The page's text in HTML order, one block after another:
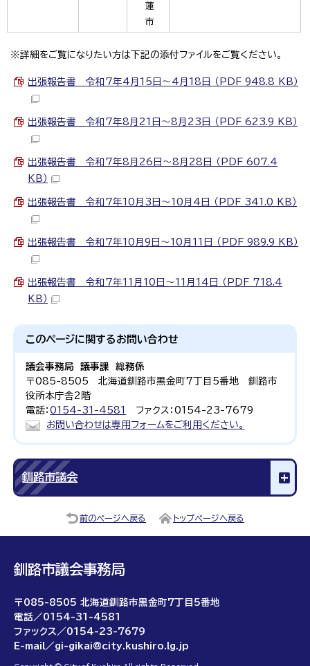
蓮
市
※詳細をご覧になりたい方は下記の添付ファイルをご覧ください。
出張報告書 令和7年4月15日～4月18日 （PDF 948.8 KB）
出張報告書 令和7年8月21日～8月23日 （PDF 623.9 KB）
出張報告書 令和7年8月26日～8月28日 （PDF 607.4
KB）
出張報告書 令和7年10月3日～10月4日 （PDF 341.0 KB）
出張報告書 令和7年10月9日～10月11日 （PDF 989.9 KB）
出張報告書 令和7年11月10日～11月14日 （PDF 718.4
KB）
このページに関する お問い合わせ
議会事務局 議事課 総務係
〒085-8505 北海道釧路市黒金町7丁目5番地 釧路市
役所本庁舎2階
電話：0154-31-4581
ファクス：0154-23-7679
お問い合わせは専用フォームをご利用ください。
釧路市議会
前のページへ戻る トップページへ戻る
釧路市議会事務局
〒085-8505 北海道釧路市黒金町7丁目5番地
電話／0154-31-4581
ファックス／0154-23-7679
E-mail／gi-gikai@city.kushiro.lg.jp